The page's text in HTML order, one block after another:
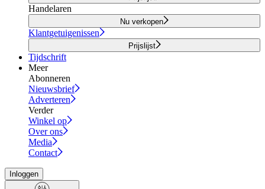
Handelaren
Nu verkopen
Klantgetuigenissen
Prijslijst
Tijdschrift
Meer
Abonneren
Nieuwsbrief
Adverteren
Verder
Winkel op
Over ons
Media
Contact
Inloggen